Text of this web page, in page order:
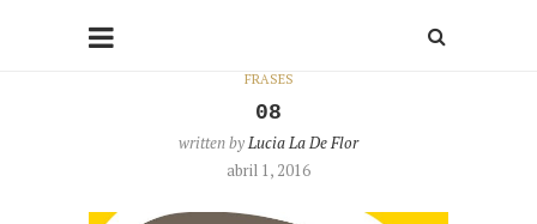
FRASES
08
written byLucia La De Flor
abril 1, 2016